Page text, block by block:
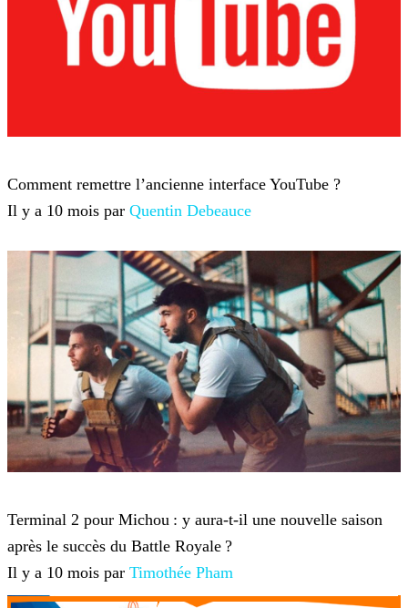
Comment remettre l’ancienne interface YouTube ?
Il y a 10 mois par Quentin Debeauce
Terminal 2 pour Michou : y aura-t-il une nouvelle saison
après le succès du Battle Royale ?
Il y a 10 mois par Timothée Pham